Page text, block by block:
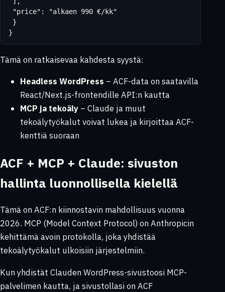
"price": "alkaen 990 €/kk"
}
}
Tämä on ratkaisevaa kahdesta syystä:
Headless WordPress – ACF-data on saatavilla
React/Next.js-frontendille API:n kautta
MCP ja tekoäly – Claude ja muut
tekoälytyökalut voivat lukea ja kirjoittaa ACF-
kenttiä suoraan
ACF + MCP + Claude: sivuston
hallinta luonnollisella kielellä
Tämä on ACF:n kiinnostavin mahdollisuus vuonna
2026. MCP (Model Context Protocol) on Anthropicin
kehittämä avoin protokolla, joka yhdistää
tekoälytyökalut ulkoisiin järjestelmiin.
Kun yhdistät Clauden WordPress-sivustoosi MCP-
palvelimen kautta, ja sivustollasi on ACF